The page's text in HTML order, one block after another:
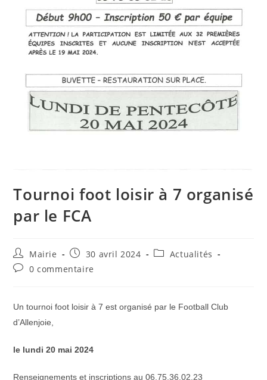
Tournoi foot loisir à 7 organisé
par le FCA
Auteur/autrice
de
la
Mairie
Publication
publiée :
30 avril 2024
PostActualités
Commentaires
publication :
0 commentaire
Un tournoi foot loisir à 7 est organisé par le Football Club
d’Allenjoie,
le lundi 20 mai 2024
Renseignements et inscriptions au 06.75.36.02.23